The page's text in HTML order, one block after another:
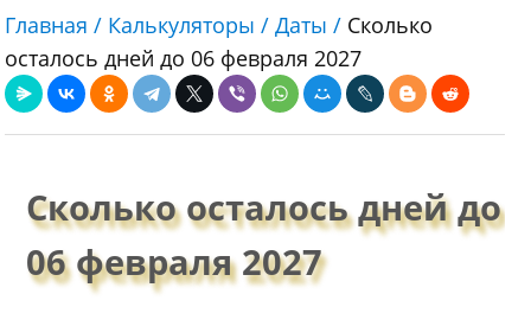
Главная / Калькуляторы /Даты / Сколько
осталось дней до 06 февраля 2027
Сколько осталось дней до
06 февраля 2027